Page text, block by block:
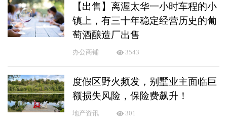
【出售】离渥太华一小时车程的小
镇上，有三十年稳定经营历史的葡
萄酒酿造厂出售
办公商铺 3543
度假区野火频发，别墅业主面临巨
额损失风险，保险费飙升！
地产资讯 301